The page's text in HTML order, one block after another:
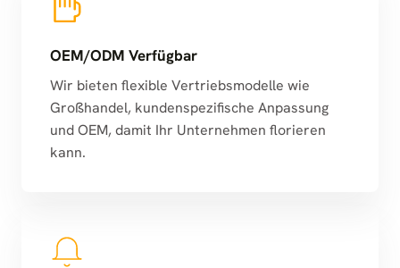
OEM/ODM Verfügbar
Wir bieten flexible Vertriebsmodelle wie
Großhandel, kundenspezifische Anpassung
und OEM, damit Ihr Unternehmen florieren
kann.